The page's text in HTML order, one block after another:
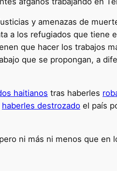
y amenazas de
a los refugiados que tiene
que hacer los trabajos
que se propongan, a
haitianos tras haberles
haberles destrozado el país
ni más ni menos que